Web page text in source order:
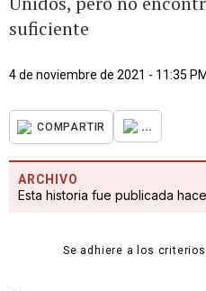
suficiente
4 de noviembre de 2021 - 11:35 PM
COMPARTIR ...
ARCHIVO
Esta historia fue publicada
Se adhiere a los